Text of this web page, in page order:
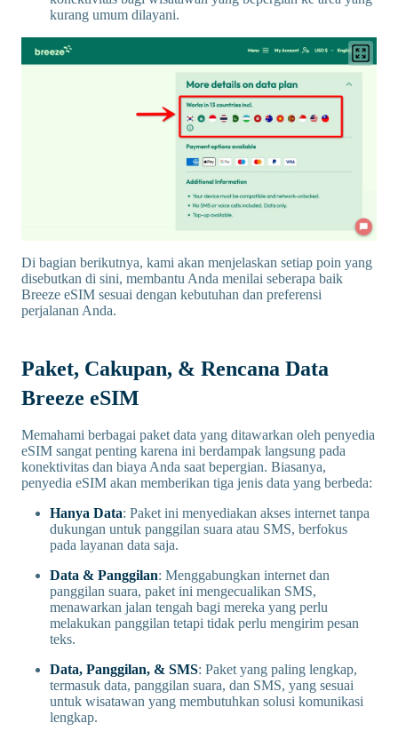
kurang umum dilayani.
Di bagian berikutnya, kami akan menjelaskan setiap poin yang
disebutkan di sini, membantu Anda menilai seberapa baik
Breeze eSIM sesuai dengan kebutuhan dan preferensi
perjalanan Anda.
Paket, Cakupan, & Rencana Data
Breeze eSIM
Memahami berbagai paket data yang ditawarkan oleh penyedia
eSIM sangat penting karena ini berdampak langsung pada
konektivitas dan biaya Anda saat bepergian. Biasanya,
penyedia eSIM akan memberikan tiga jenis data yang berbeda:
Hanya Data: Paket ini menyediakan akses internet tanpa
dukungan untuk panggilan suara atau SMS, berfokus
pada layanan data saja.
Data & Panggilan: Menggabungkan internet dan
panggilan suara, paket ini mengecualikan SMS,
menawarkan jalan tengah bagi mereka yang perlu
melakukan panggilan tetapi tidak perlu mengirim pesan
teks.
Data, Panggilan, & SMS: Paket yang paling lengkap,
termasuk data, panggilan suara, dan SMS, yang sesuai
untuk wisatawan yang membutuhkan solusi komunikasi
lengkap.